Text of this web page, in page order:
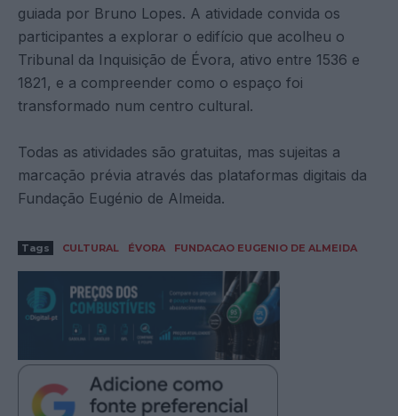
guiada por Bruno Lopes. A atividade convida os
participantes a explorar o edifício que acolheu o
Tribunal da Inquisição de Évora, ativo entre 1536 e
1821, e a compreender como o espaço foi
transformado num centro cultural.
Todas as atividades são gratuitas, mas sujeitas a
marcação prévia através das plataformas digitais da
Fundação Eugénio de Almeida.
Tags CULTURAL ÉVORA FUNDACAO EUGENIO DE ALMEIDA